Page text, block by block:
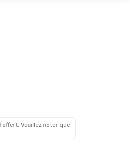
Veuillez noter que